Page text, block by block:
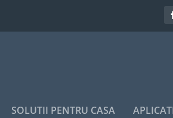
SOLUTII PENTRU CASA